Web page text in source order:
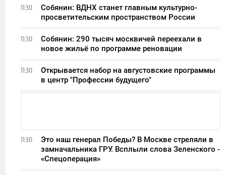
11:30
Собянин: ВДНХ станет главным культурно-
просветительским пространством России
11:30
Собянин: 290 тысяч москвичей переехали в
новое жильё по программе реновации
11:30
Открывается набор на августовские программы
в центр "Профессии будущего"
11:30
Это наш генерал Победы? В Москве стреляли в
замначальника ГРУ. Всплыли слова Зеленского -
«Спецоперация»